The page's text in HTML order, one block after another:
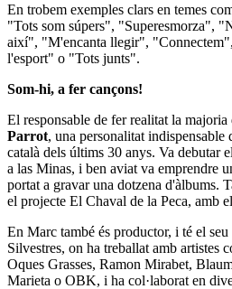
En trobem exemples clars en temes
"Tots som súpers", "Superesmorza",
així", "M'encanta llegir",
l'esport" o "Tots junts".
Som-hi, a fer cançons!
El responsable de fer realitat la majoria
Parrot, una personalitat
català dels últims 30 anys. Va debutar
a las Minas, i ben aviat va emprendre
portat a gravar una dotzena d'àlbums.
el projecte El Chaval de la Peca, amb
En Marc també és productor, i té el
Silvestres, on ha treballat amb artistes
Oques Grasses, Ramon Mirabet,
Marieta o OBK, i ha col·laborat en